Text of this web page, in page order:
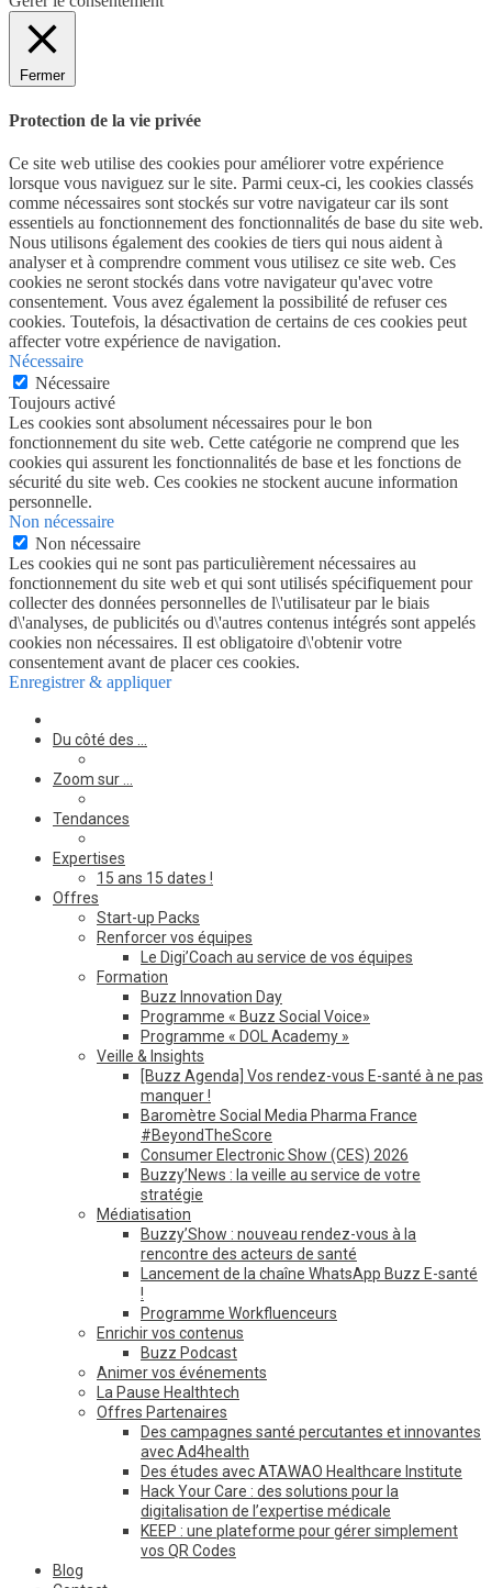
Fermer
Protection de la vie privée
Ce site web utilise des cookies pour améliorer votre expérience
lorsque vous naviguez sur le site. Parmi ceux-ci, les cookies classés
comme nécessaires sont stockés sur votre navigateur car ils sont
essentiels au fonctionnement des fonctionnalités de base du site web.
Nous utilisons également des cookies de tiers qui nous aident à
analyser et à comprendre comment vous utilisez ce site web. Ces
cookies ne seront stockés dans votre navigateur qu'avec votre
consentement. Vous avez également la possibilité de refuser ces
cookies. Toutefois, la désactivation de certains de ces cookies peut
affecter votre expérience de navigation.
Nécessaire
Nécessaire
Toujours activé
Les cookies sont absolument nécessaires pour le bon
fonctionnement du site web. Cette catégorie ne comprend que les
cookies qui assurent les fonctionnalités de base et les fonctions de
sécurité du site web. Ces cookies ne stockent aucune information
personnelle.
Non nécessaire
Non nécessaire
Les cookies qui ne sont pas particulièrement nécessaires au
fonctionnement du site web et qui sont utilisés spécifiquement pour
collecter des données personnelles de l\'utilisateur par le biais
d\'analyses, de publicités ou d\'autres contenus intégrés sont appelés
cookies non nécessaires. Il est obligatoire d\'obtenir votre
consentement avant de placer ces cookies.
Enregistrer & appliquer
Du côté des …
Zoom sur …
Tendances
Expertises
15 ans 15 dates !
Offres
Start-up Packs
Renforcer vos équipes
Le Digi’Coach au service de vos équipes
Formation
Buzz Innovation Day
Programme « Buzz Social Voice»
Programme « DOL Academy »
Veille & Insights
[Buzz Agenda] Vos rendez-vous E-santé à ne pas
manquer !
Baromètre Social Media Pharma France
#BeyondTheScore
Consumer Electronic Show (CES) 2026
Buzzy’News : la veille au service de votre
stratégie
Médiatisation
Buzzy’Show : nouveau rendez-vous à la
rencontre des acteurs de santé
Lancement de la chaîne WhatsApp Buzz E-santé
!
Programme Workfluenceurs
Enrichir vos contenus
Buzz Podcast
Animer vos événements
La Pause Healthtech
Offres Partenaires
Des campagnes santé percutantes et innovantes
avec Ad4health
Des études avec ATAWAO Healthcare Institute
Hack Your Care : des solutions pour la
digitalisation de l’expertise médicale
KEEP : une plateforme pour gérer simplement
vos QR Codes
Blog